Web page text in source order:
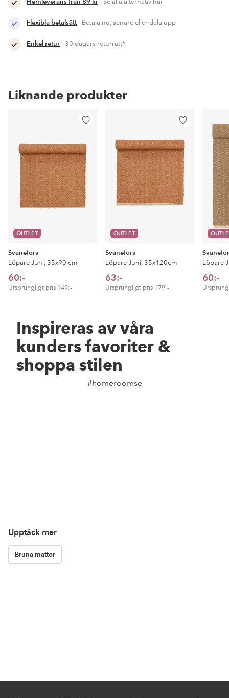
Flexibla betalsätt- Betala nu, senare eller dela upp
Enkel retur- 30 dagars returrätt*
Liknande produkter
OUTLET
i
favoriter
Svanefors
Löpare Juni, 35x90 cm
60:-
Ursprungligt pris 149:-
OUTLET
i
favoriter
Svanefors
Löpare Juni, 35x120cm
63:-
Ursprungligt pris 179:-
Löpare
60:-
Inspireras av våra
kunders favoriter &
shoppa stilen
#homeroomse
Upptäck mer
Bruna mattor